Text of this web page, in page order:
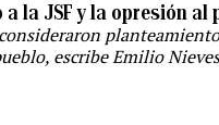
la JSF y la opresión al
escribe Emilio Nieves